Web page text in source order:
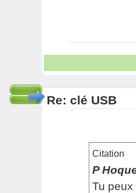
Re: clé USB
Citation
P
Tu peux